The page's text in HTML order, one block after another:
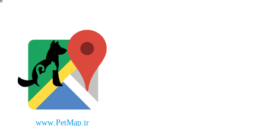
www.PetMap.ir